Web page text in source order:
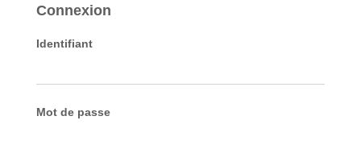
Connexion
Identifiant
Mot de passe